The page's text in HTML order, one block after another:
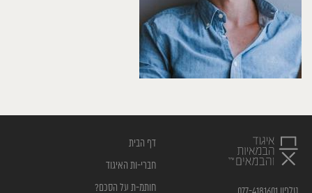
דף הבית
חברי-ות האיגוד
חותמ-ת על הסכם?